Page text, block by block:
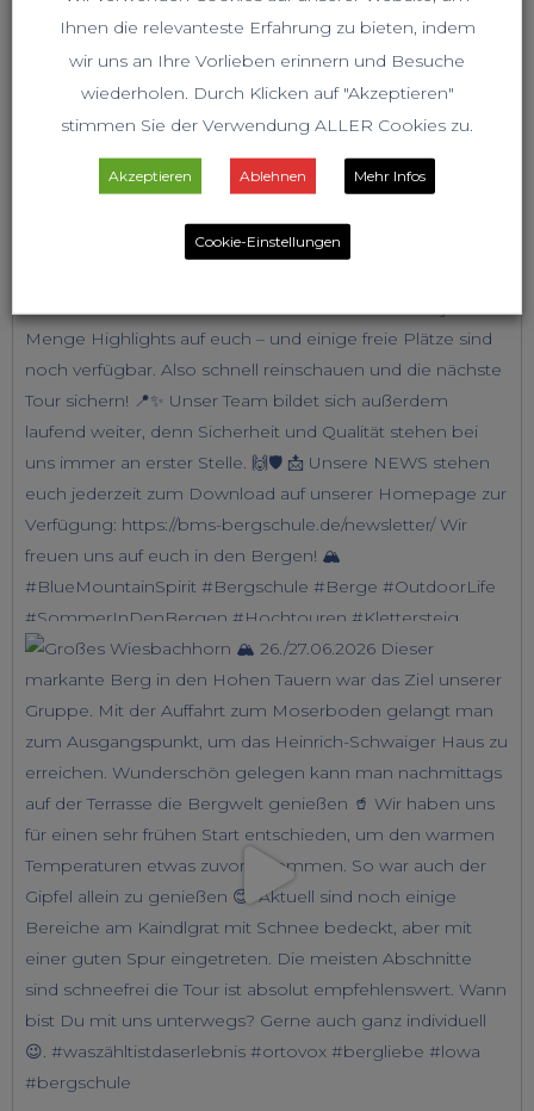
Ihnen die relevanteste Erfahrung zu bieten, indem
wir uns an Ihre Vorlieben erinnern und Besuche
wiederholen. Durch Klicken auf "Akzeptieren"
stimmen Sie der Verwendung ALLER Cookies zu.
Akzeptieren Ablehnen Mehr Infos
Cookie-Einstellungen